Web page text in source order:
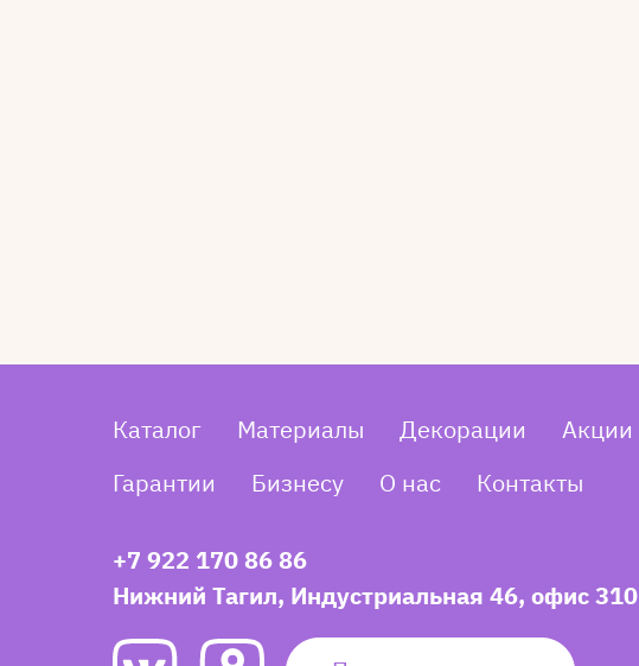
Каталог Материалы Декорации Акции
Гарантии
Бизнесу О нас Контакты
+7 922 170 86 86
Нижний Тагил, Индустриальная 46, офис 310